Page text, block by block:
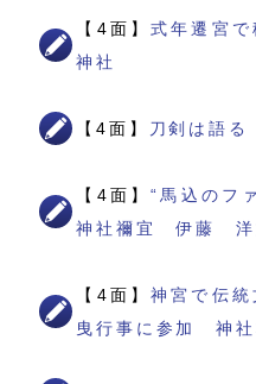
【4面】式年遷宮
神社
【4面】 刀剣は語
【4面】“馬込のフ
神社禰宜 伊藤 洋
【4面】神宮で伝
曳行事に参加 神社